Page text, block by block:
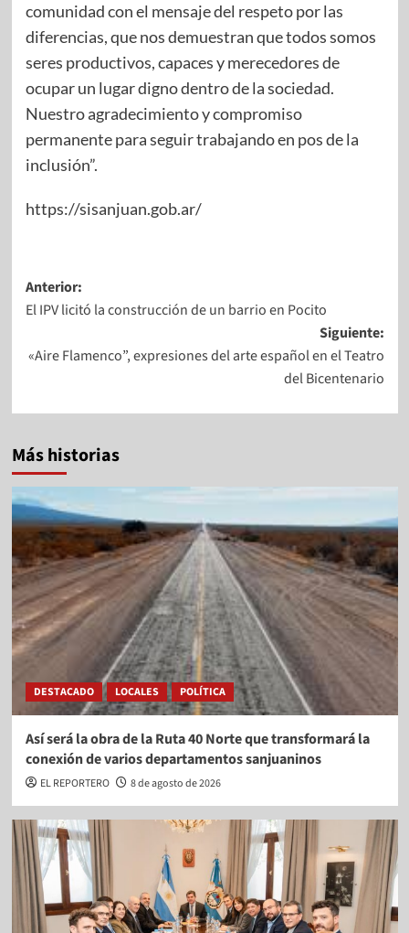
comunidad con el mensaje del respeto por las
diferencias, que nos demuestran que todos somos
seres productivos, capaces y merecedores de
ocupar un lugar digno dentro de la sociedad.
Nuestro agradecimiento y compromiso
permanente para seguir trabajando en pos de la
inclusión”.
https://sisanjuan.gob.ar/
Anterior:
El IPV licitó la construcción de un barrio en Pocito
Siguiente:
«Aire Flamenco”, expresiones del arte español en el Teatro
del Bicentenario
Más historias
DESTACADO LOCALES POLÍTICA
Así será la obra de la Ruta 40 Norte que transformará la
conexión de varios departamentos sanjuaninos
EL REPORTERO 8 de agosto de 2026